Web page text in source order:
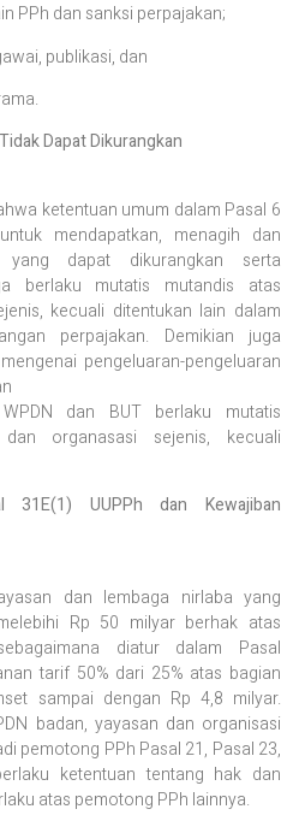
PPh dan sanksi perpajakan;
publikasi, dan
Dapat Dikurangkan
ketentuan umum dalam Pasal 6
mendapatkan, menagih dan
yang dapat dikurangkan serta
berlaku mutatis mutandis atas
kecuali ditentukan lain dalam
perpajakan. Demikian juga
pengeluaran-pengeluaran
dan BUT berlaku mutatis
organasasi sejenis, kecuali
31E(1) UUPPh dan Kewajiban
dan lembaga nirlaba yang
Rp 50 milyar berhak atas
diatur dalam Pasal
tarif 50% dari 25% atas bagian
sampai dengan Rp 4,8 milyar.
badan, yayasan dan organisasi
pemotong PPh Pasal 21, Pasal 23,
ketentuan tentang hak dan
atas pemotong PPh lainnya.